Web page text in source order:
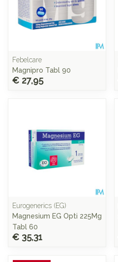
Febelcare
Magnipro Tabl 90
€ 27,95
Eurogenerics (EG)
Magnesium EG Opti 225Mg
Tabl 60
€ 35,31